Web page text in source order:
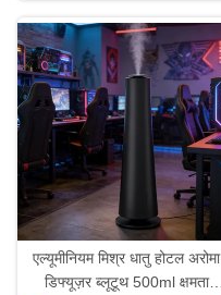
एल्यूमीनियम मिश्र धातु होटल अरोमा
डिफ्यूज़र ब्लूटूथ 500ml क्षमता